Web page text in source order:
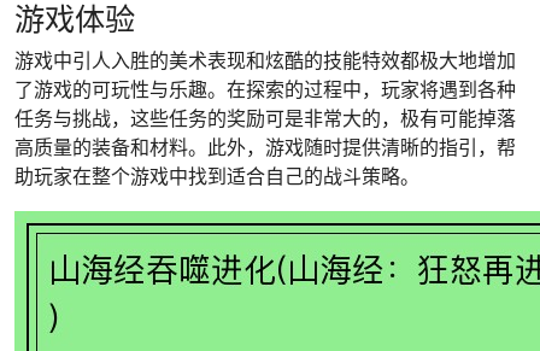
游戏体验
游戏中引人入胜的美术表现和炫酷的技能特效都极大地增加
了游戏的可玩性与乐趣。在探索的过程中，玩家将遇到各种
任务与挑战，这些任务的奖励可是非常大的，极有可能掉落
高质量的装备和材料。此外，游戏随时提供清晰的指引，帮
助玩家在整个游戏中找到适合自己的战斗策略。